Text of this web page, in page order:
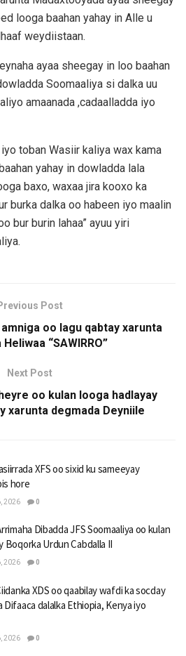
looga baahan yahay in Alle u
weydiistaan.
ayaa sheegay in loo baahan
Soomaaliya si dalka uu
amaanada ,cadaalladda iyo
toban Wasiir kaliya wax kama
yahay in dowladda lala
baxo, waxaa jira kooxo ka
burka dalka oo habeen iyo maalin
bur burin lahaa” ayuu yiri
Post
oo lagu qabtay xarunta
“SAWIRRO”
Next Post
oo kulan looga hadlayay
xarunta degmada Deyniile
XFS oo sixid ku sameeyay
hore
2026 0
Dibadda JFS Soomaaliya oo kulan
Boqorka Urdun Cabdalla II
2026 0
XDS oo qaabilay wafdi ka socday
Difaaca dalalka Ethiopia, Kenya iyo
2026 0